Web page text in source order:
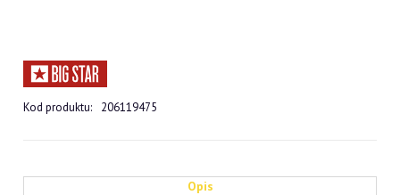
Kod produktu: 206119475
Opis